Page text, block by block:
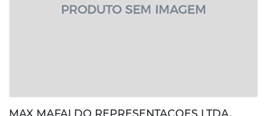
MAX MAFALDO REPRESENTACOES LTDA.